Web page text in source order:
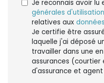
Je reconnais avoir lu
générales d'utilisation
relatives aux
Je certifie être
laquelle j'ai déposé
travailler dans une
assurances (courtier
d'assurance et agent